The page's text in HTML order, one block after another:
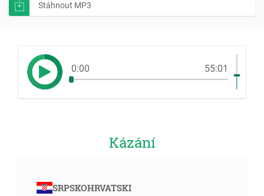
Stáhnout MP3
0:00 55:01
Kázání
SRPSKOHRVATSKI